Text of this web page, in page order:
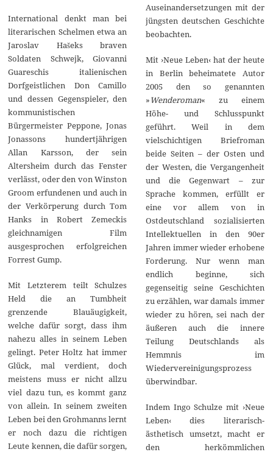
International denkt man bei
literarischen Schelmen etwa an
Jaroslav Hašeks braven
Soldaten Schwejk, Giovanni
Guareschis italienischen
Dorfgeistlichen Don Camillo
und dessen Gegenspieler, den
kommunistischen
Bürgermeister Peppone, Jonas
Jonassons hundertjährigen
Allan Karsson, der sein
Altersheim durch das Fenster
verlässt, oder den von Winston
Groom erfundenen und auch in
der Verkörperung durch Tom
Hanks in Robert Zemeckis
gleichnamigen Film
ausgesprochen erfolgreichen
Forrest Gump.
Mit Letzterem teilt Schulzes
Held die an Tumbheit
grenzende Blauäugigkeit,
welche dafür sorgt, dass ihm
nahezu alles in seinem Leben
gelingt. Peter Holtz hat immer
Glück, mal verdient, doch
meistens muss er nicht allzu
viel dazu tun, es kommt ganz
von allein. In seinem zweiten
Leben bei den Grohmanns lernt
er noch dazu die richtigen
Leute kennen, die dafür sorgen,
Auseinandersetzungen mit der
jüngsten deutschen Geschichte
beobachten.
Mit ›Neue Leben‹ hat der heute
in Berlin beheimatete Autor
2005 den so genannten
»Wenderoman« zu einem
Höhe- und Schlusspunkt
geführt. Weil in dem
vielschichtigen Briefroman
beide Seiten – der Osten und
der Westen, die Vergangenheit
und die Gegenwart – zur
Sprache kommen, erfüllt er
eine vor allem von in
Ostdeutschland sozialisierten
Intellektuellen in den 90er
Jahren immer wieder erhobene
Forderung. Nur wenn man
endlich beginne, sich
gegenseitig seine Geschichten
zu erzählen, war damals immer
wieder zu hören, sei nach der
äußeren auch die innere
Teilung Deutschlands als
Hemmnis im
Wiedervereinigungsprozess
überwindbar.
Indem Ingo Schulze mit ›Neue
Leben‹ dies literarisch-
ästhetisch umsetzt, macht er
den herkömmlichen